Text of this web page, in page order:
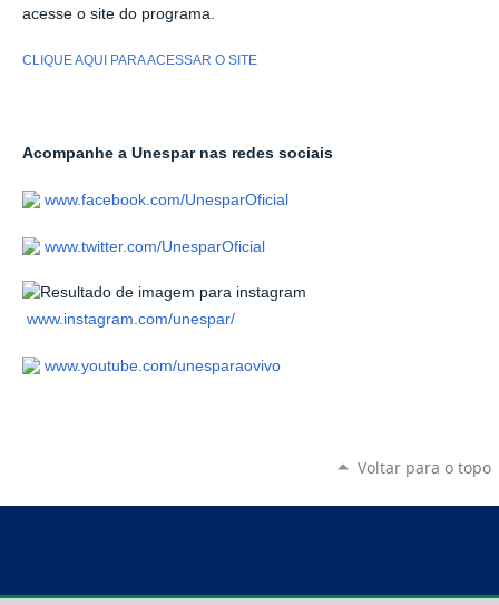
acesse o site do programa.
CLIQUE AQUI PARA ACESSAR O SITE
Acompanhe a Unespar nas redes sociais
www.facebook.com/UnesparOficial
www.twitter.com/UnesparOficial
www.instagram.com/unespar/
www.youtube.com/unesparaovivo
Voltar para o topo